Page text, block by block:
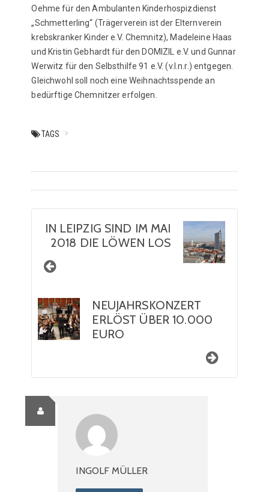
Oehme für den Ambulanten Kinderhospizdienst
„Schmetterling“ (Trägerverein ist der Elternverein
krebskranker Kinder e.V. Chemnitz), Madeleine Haas
und Kristin Gebhardt für den DOMIZIL e.V. und Gunnar
Werwitz für den Selbsthilfe 91 e.V. (v.l.n.r.) entgegen.
Gleichwohl soll noch eine Weihnachtsspende an
bedürftige Chemnitzer erfolgen.
TAGS
IN LEIPZIG SIND IM MAI
2018 DIE LÖWEN LOS
NEUJAHRSKONZERT
ERLÖST ÜBER 10.000
EURO
INGOLF MÜLLER